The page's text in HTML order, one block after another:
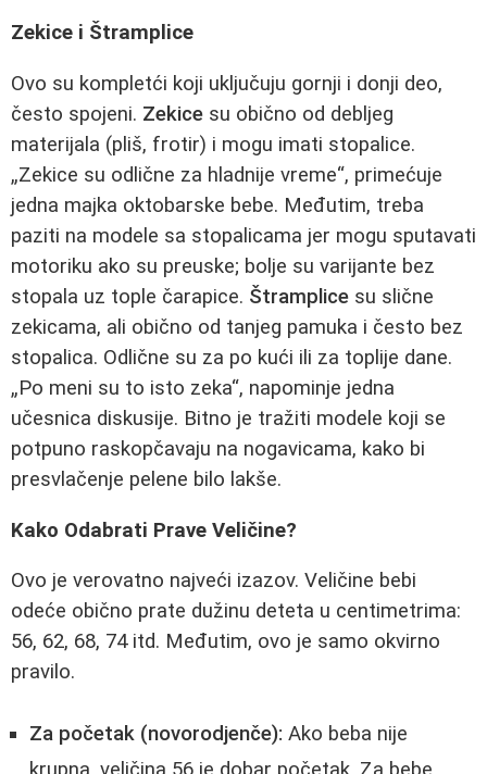
Zekice i Štramplice
Ovo su kompletći koji uključuju gornji i donji deo,
često spojeni. Zekice su obično od debljeg
materijala (pliš, frotir) i mogu imati stopalice.
„Zekice su odlične za hladnije vreme“, primećuje
jedna majka oktobarske bebe. Međutim, treba
paziti na modele sa stopalicama jer mogu sputavati
motoriku ako su preuske; bolje su varijante bez
stopala uz tople čarapice. Štramplice su slične
zekicama, ali obično od tanjeg pamuka i često bez
stopalica. Odlične su za po kući ili za toplije dane.
„Po meni su to isto zeka“, napominje jedna
učesnica diskusije. Bitno je tražiti modele koji se
potpuno raskopčavaju na nogavicama, kako bi
presvlačenje pelene bilo lakše.
Kako Odabrati Prave Veličine?
Ovo je verovatno najveći izazov. Veličine bebi
odeće obično prate dužinu deteta u centimetrima:
56, 62, 68, 74 itd. Međutim, ovo je samo okvirno
pravilo.
Za početak (novorodjenče): Ako beba nije